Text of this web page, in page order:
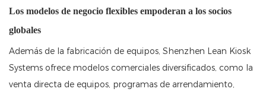
Los modelos de negocio flexibles empoderan a los socios
globales
Además de la fabricación de equipos, Shenzhen Lean Kiosk
Systems ofrece modelos comerciales diversificados, como la
venta directa de equipos, programas de arrendamiento,